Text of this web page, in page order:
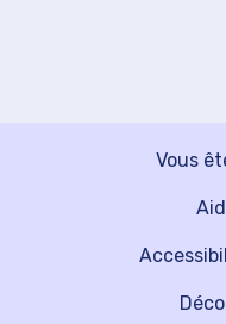
Vous